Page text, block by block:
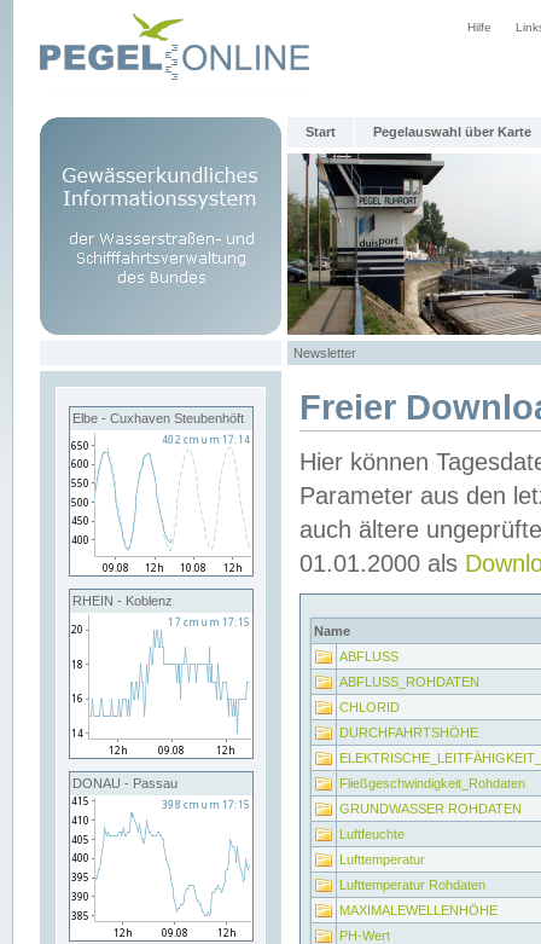
Hilfe
Start Pegelauswahl über Karte
Newsletter
Elbe - Cuxhaven Steubenhöft
RHEIN - Koblenz
DONAU - Passau
Freier
Hier können
Parameter aus den
auch ältere
01.01.2000 als
Name
ABFLUSS
ABFLUSS_ROHDATEN
CHLORID
DURCHFAHRTSHÖHE
Fließgeschwindigkeit_Rohdaten
GRUNDWASSER ROHDATEN
Luftfeuchte
Lufttemperatur
Lufttemperatur Rohdaten
MAXIMALEWELLENHÖHE
PH-Wert